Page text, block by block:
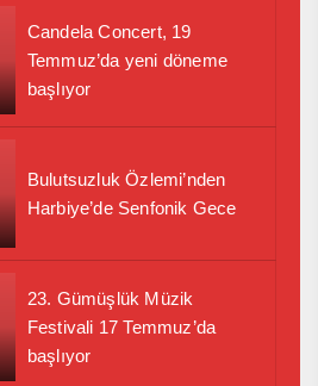
Candela Concert, 19
Temmuz’da yeni döneme
başlıyor
Bulutsuzluk Özlemi’nden
Harbiye’de Senfonik Gece
23. Gümüşlük Müzik
Festivali 17 Temmuz’da
başlıyor